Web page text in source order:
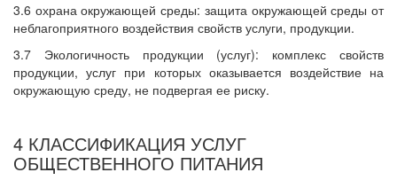
3.6 охрана окружающей среды: защита окружающей среды от
неблагоприятного воздействия свойств услуги, продукции.
3.7 Экологичность продукции (услуг): комплекс свойств
продукции, услуг при которых оказывается воздействие на
окружающую среду, не подвергая ее риску.
4 КЛАССИФИКАЦИЯ УСЛУГ
ОБЩЕСТВЕННОГО ПИТАНИЯ